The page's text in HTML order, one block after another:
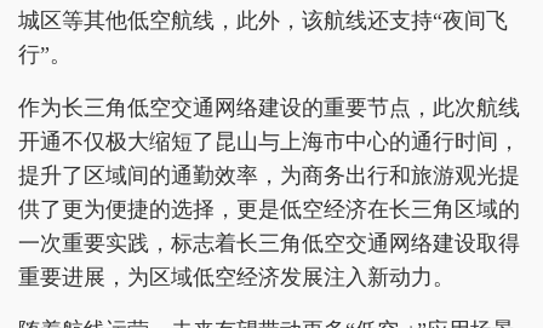
城区等其他低空航线，此外，该航线还支持“夜间飞
行”。
作为长三角低空交通网络建设的重要节点，此次航线
开通不仅极大缩短了昆山与上海市中心的通行时间，
提升了区域间的通勤效率，为商务出行和旅游观光提
供了更为便捷的选择，更是低空经济在长三角区域的
一次重要实践，标志着长三角低空交通网络建设取得
重要进展，为区域低空经济发展注入新动力。